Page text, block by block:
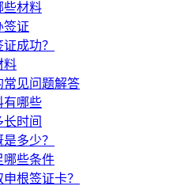
些材料
签证
成功？
料
常见问题解答
有哪些
时间
多少？
哪些条件
根签证卡？